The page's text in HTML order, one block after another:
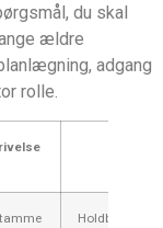
du skal
ældre
adgang
rolle.
Holdbar